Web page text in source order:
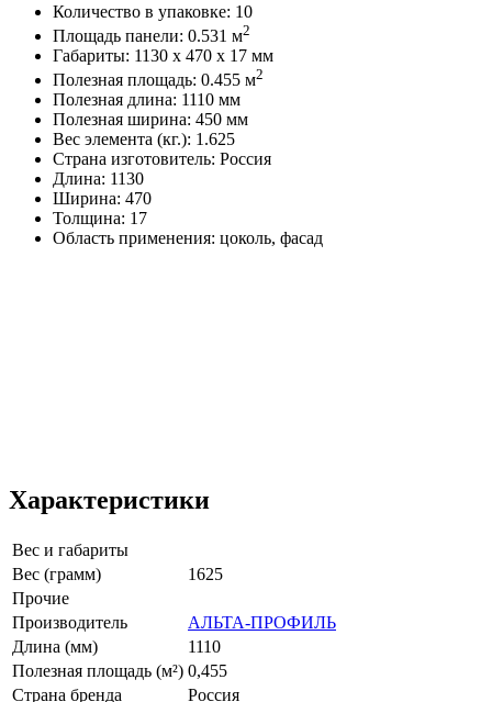
Количество в упаковке: 10
Площадь панели: 0.531 м2
Габариты: 1130 x 470 x 17 мм
Полезная площадь: 0.455 м2
Полезная длина: 1110 мм
Полезная ширина: 450 мм
Вес элемента (кг.): 1.625
Страна изготовитель: Россия
Длина: 1130
Ширина: 470
Толщина: 17
Область применения: цоколь, фасад
Характеристики
Вес и габариты
Вес (грамм)
1625
Прочие
Производитель
АЛЬТА-ПРОФИЛЬ
Длина (мм)
1110
Полезная площадь (м²) 0,455
Страна бренда
Россия